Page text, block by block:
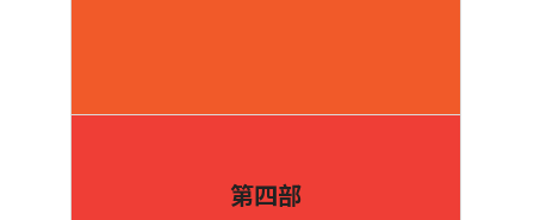
第四部